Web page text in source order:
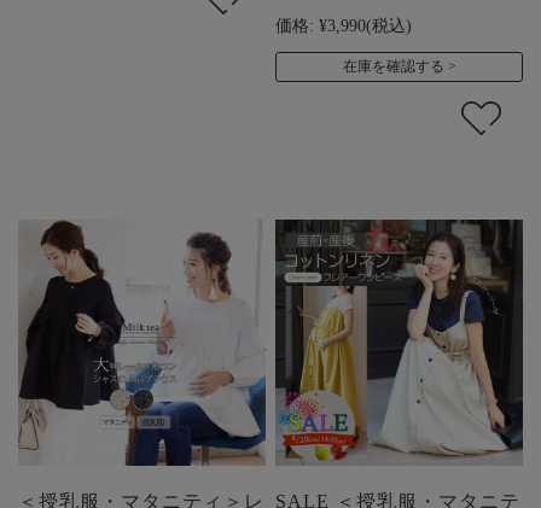
価格: ¥3,990(税込)
在庫を確認する
＜授乳服・マタニティ＞レ
SALE ＜授乳服・マタニテ